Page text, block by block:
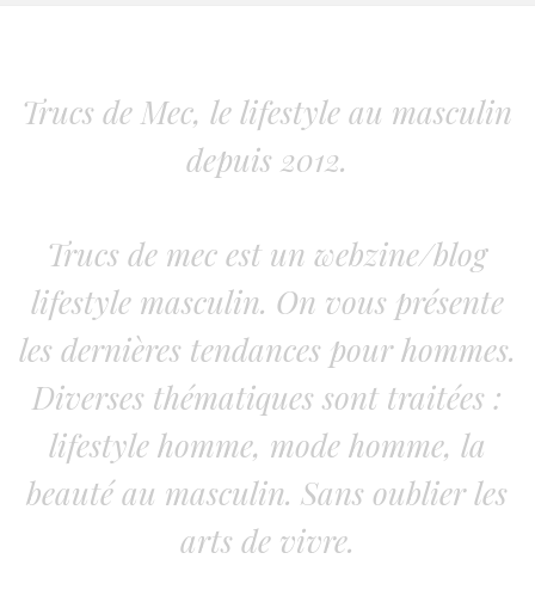
Trucs de Mec, le lifestyle au masculin
depuis 2012.
Trucs de mec est un webzine/blog
lifestyle masculin. On vous présente
les dernières tendances pour hommes.
Diverses thématiques sont traitées :
lifestyle homme, mode homme, la
beauté au masculin. Sans oublier les
arts de vivre.